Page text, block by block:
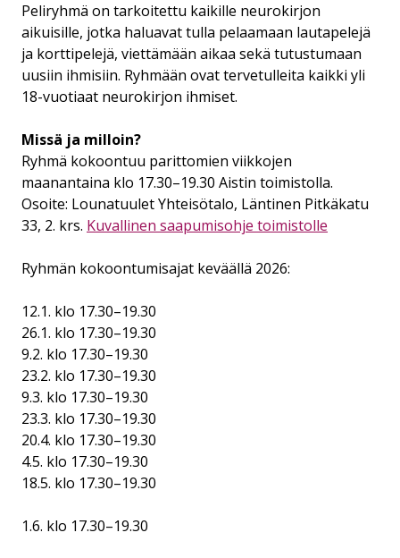
Peliryhmä on tarkoitettu kaikille neurokirjon
aikuisille, jotka haluavat tulla pelaamaan lautapelejä
ja korttipelejä, viettämään aikaa sekä tutustumaan
uusiin ihmisiin. Ryhmään ovat tervetulleita kaikki yli
18-vuotiaat neurokirjon ihmiset.
Missä ja milloin?
Ryhmä kokoontuu parittomien viikkojen
maanantaina klo 17.30–19.30 Aistin toimistolla.
Osoite: Lounatuulet Yhteisötalo, Läntinen Pitkäkatu
33, 2. krs. Kuvallinen saapumisohje toimistolle
Ryhmän kokoontumisajat keväällä 2026:
12.1. klo 17.30–19.30
26.1. klo 17.30–19.30
9.2. klo 17.30–19.30
23.2. klo 17.30–19.30
9.3. klo 17.30–19.30
23.3. klo 17.30–19.30
20.4. klo 17.30–19.30
4.5. klo 17.30–19.30
18.5. klo 17.30–19.30
1.6. klo 17.30–19.30